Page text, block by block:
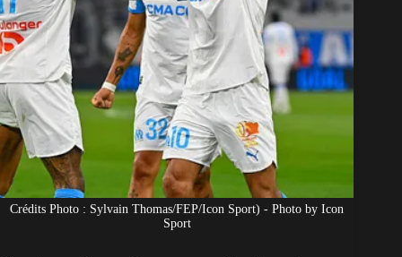
Crédits Photo : Sylvain Thomas/FEP/Icon Sport) - Photo by Icon
Sport